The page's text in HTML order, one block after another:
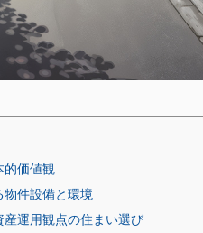
的価値観
物件設備と環境
産運用観点の住まい選び